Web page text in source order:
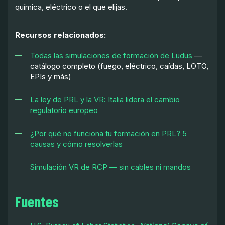
química, eléctrico o el que elijas.
Recursos relacionados:
Todas las simulaciones de formación de Ludus —
catálogo completo (fuego, eléctrico, caídas, LOTO,
EPIs y más)
La ley de PRL y la VR: Italia lidera el cambio
regulatorio europeo
¿Por qué no funciona tu formación en PRL? 5
causas y cómo resolverlas
Simulación VR de RCP — sin cables ni mandos
Fuentes